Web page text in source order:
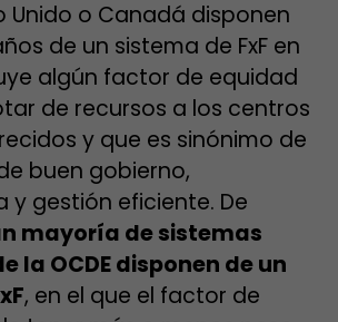
Unido o Canadá disponen
de un sistema de FxF en
algún factor de equidad
de recursos a los centros
y que es sinónimo de
buen gobierno,
y gestión eficiente. De
mayoría de sistemas
la OCDE disponen de un
, en el que el factor de